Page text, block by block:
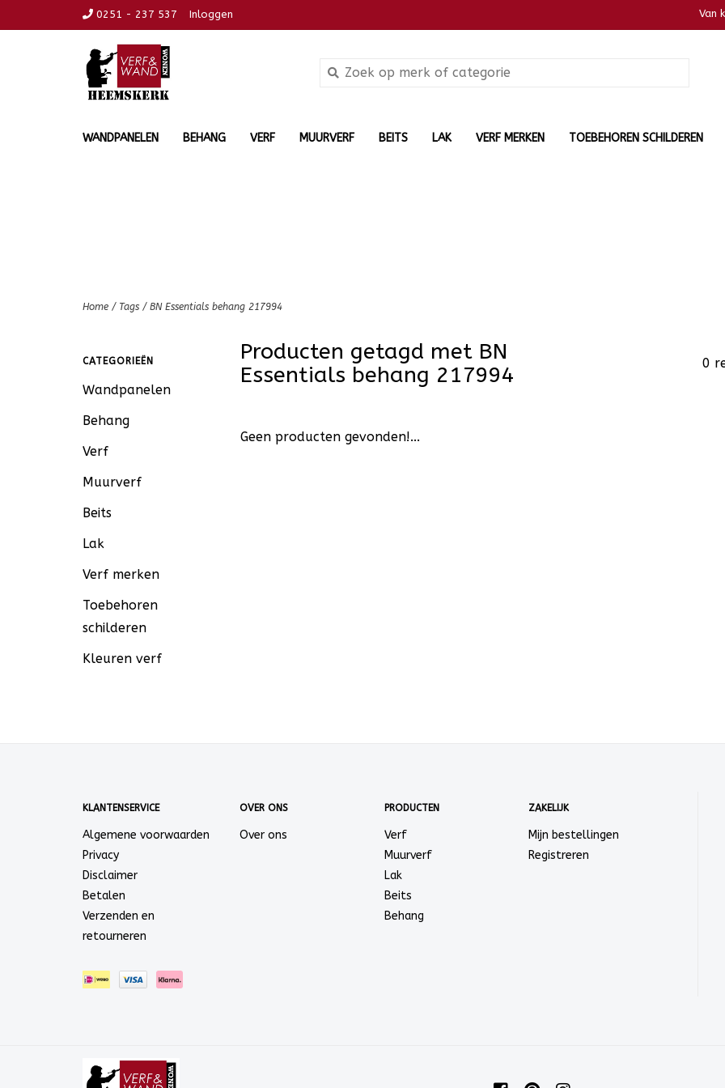
0251 - 237 537 Inloggen Van
WANDPANELEN BEHANG VERF MUURVERF BEITS LAK VERF MERKEN TOEBEHOREN SCHILDEREN
Home / Tags / BN Essentials behang 217994
CATEGORIEËN
Wandpanelen
Behang
Verf
Muurverf
Beits
Lak
Verf merken
Toebehoren
schilderen
Kleuren verf
Producten getagd met BN
Essentials behang 217994
0
Geen producten gevonden!...
KLANTENSERVICE
Algemene voorwaarden
Privacy
Disclaimer
Betalen
Verzenden en
retourneren
OVER ONS
Over ons
PRODUCTEN
Verf
Muurverf
Lak
Beits
Behang
ZAKELIJK
Mijn bestellingen
Registreren